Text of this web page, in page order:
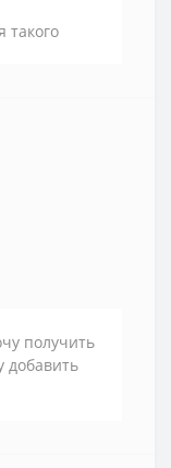
такого
получить
добавить